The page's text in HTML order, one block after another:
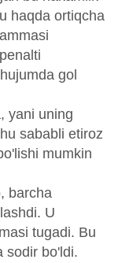
haqda ortiqcha
gol
yani uning
sababli etiroz
mumkin
barcha
U
tugadi. Bu
sodir bo'ldi.